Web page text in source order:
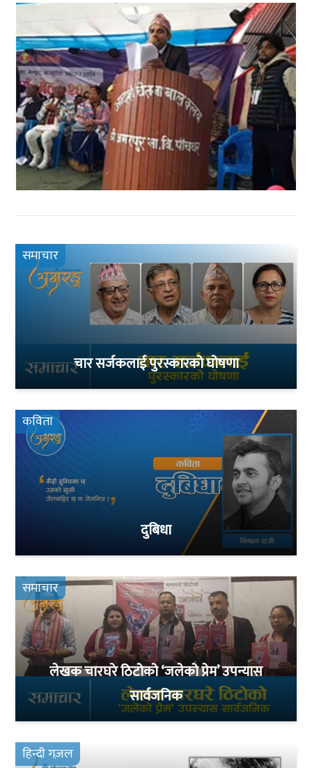
समाचार
चार सर्जकलाई पुरस्कारको घोषणा
कविता
दुबिधा
समाचार
लेखक चारघरे ठिटोको ‘जलेको प्रेम’ उपन्यास
सार्वजनिक
हिन्दी गज़ल